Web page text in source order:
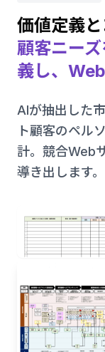
価値定義
顧客ニー
義し、
AIが抽出した
ト顧客のペル
計。競合Web
導き出します。